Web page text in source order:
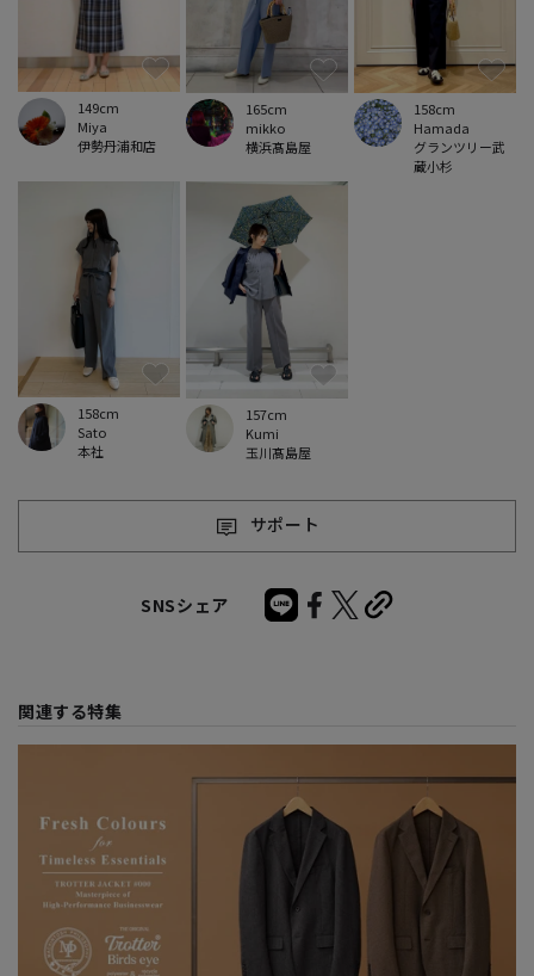
伊勢丹浦和店
Miya
149cm
横浜髙島屋
mikko
165cm
グランツリー武
蔵小杉
Hamada
158cm
本社
Sato
158cm
玉川髙島屋
Kumi
157cm
サポート
SNSシェア
関連する特集